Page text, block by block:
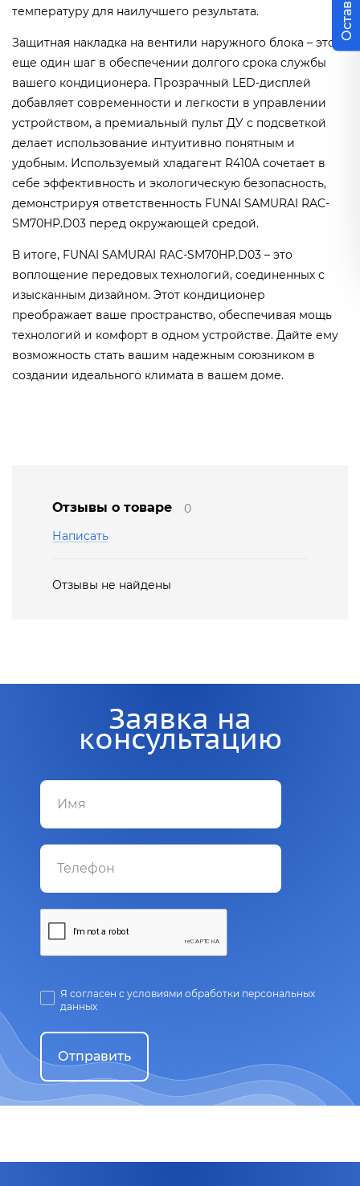
температуру для наилучшего результата.
Защитная накладка на вентили наружного блока – это
еще один шаг в обеспечении долгого срока службы
вашего кондиционера. Прозрачный LED-дисплей
добавляет современности и легкости в управлении
устройством, а премиальный пульт ДУ с подсветкой
делает использование интуитивно понятным и
удобным. Используемый хладагент R410A сочетает в
себе эффективность и экологическую безопасность,
демонстрируя ответственность FUNAI SAMURAI RAC-
SM70HP.D03 перед окружающей средой.
В итоге, FUNAI SAMURAI RAC-SM70HP.D03 – это
воплощение передовых технологий, соединенных с
изысканным дизайном. Этот кондиционер
преображает ваше пространство, обеспечивая мощь
технологий и комфорт в одном устройстве. Дайте ему
возможность стать вашим надежным союзником в
создании идеального климата в вашем доме.
Отзывы о товаре
0
Написать
Отзывы не найдены
Заявка на
консультацию
Я согласен с условиями обработки персональных
данных
Отправить